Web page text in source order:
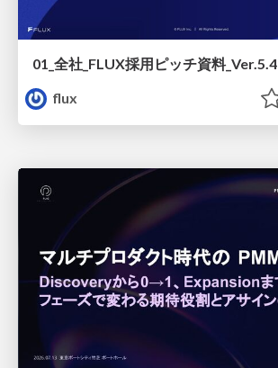
01_全社_FLUX採用ピッチ資料_Ver.5.4
flux